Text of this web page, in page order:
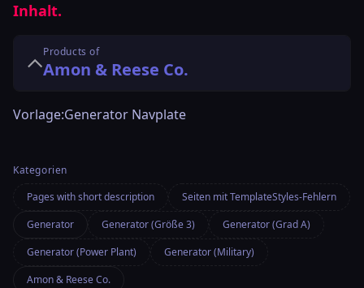
Inhalt.
Products of
Amon & Reese Co.
Vorlage:Generator Navplate
Kategorien
Pages with short description
Seiten mit TemplateStyles-Fehlern
Generator
Generator (Größe 3)
Generator (Grad A)
Generator (Power Plant)
Generator (Military)
Amon & Reese Co.